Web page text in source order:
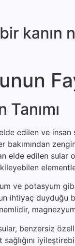
ka­nın
edilen ve
elde edilen sular
ve potasyum
ihtiyaç duyduğu
benzersiz
sağlığını